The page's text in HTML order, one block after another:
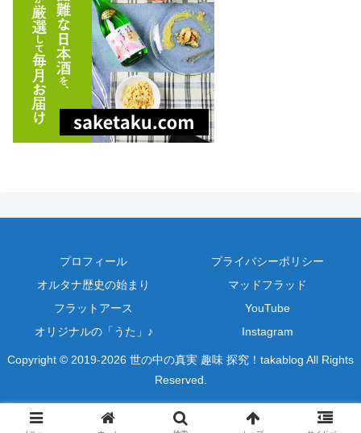
プロフィール
プライバシーポリシー
オルタナ歴史の始まり
マッドフラッド
フラットアース
YouTube
オリジナルの「うた」♪
Instagram
Copyright © 2019-2026 世の中の真実 趣味 探究！takablog All Rights
Reserved.